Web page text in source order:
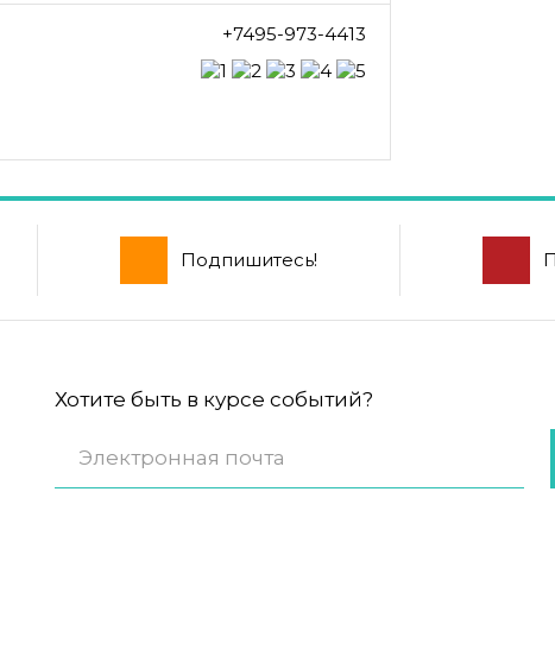
+7495-973-4413
Подпишитесь!
Хотите быть в курсе событий?